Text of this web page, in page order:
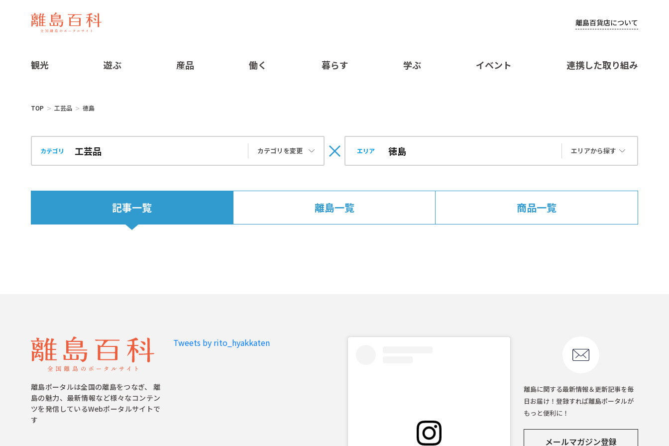
離島百貨店について
観光 遊ぶ 産品 働く 暮らす 学ぶ イベント 連携した取り組み
TOP 工芸品 徳島
カテゴリ カテゴリを変更 エリア エリアから探す
記事一覧 離島一覧 商品一覧
離島ポータルは全国の離島をつなぎ、 離
島の魅力、最新情報など様々なコンテン
ツを発信しているWebポータルサイトで
す
Tweets by rito_hyakkaten
離島に関する最新情報＆更新記事を毎
日お届け！登録すれば離島ポータルが
もっと便利に！
メールマガジン登録